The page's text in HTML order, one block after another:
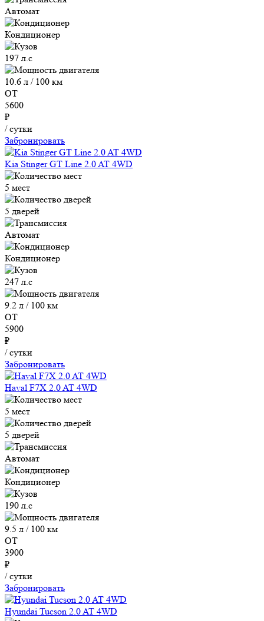
Автомат
Кондиционер
197 л.с
10.6 л / 100 км
ОТ
5600
₽
/ сутки
Забронировать
Kia Stinger GT Line 2.0 AT 4WD
5 мест
5 дверей
Автомат
Кондиционер
247 л.с
9.2 л / 100 км
ОТ
5900
₽
/ сутки
Забронировать
Haval F7X 2.0 AT 4WD
5 мест
5 дверей
Автомат
Кондиционер
190 л.с
9.5 л / 100 км
ОТ
3900
₽
/ сутки
Забронировать
Hyundai Tucson 2.0 AT 4WD